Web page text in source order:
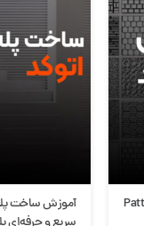
سبک مینیمال